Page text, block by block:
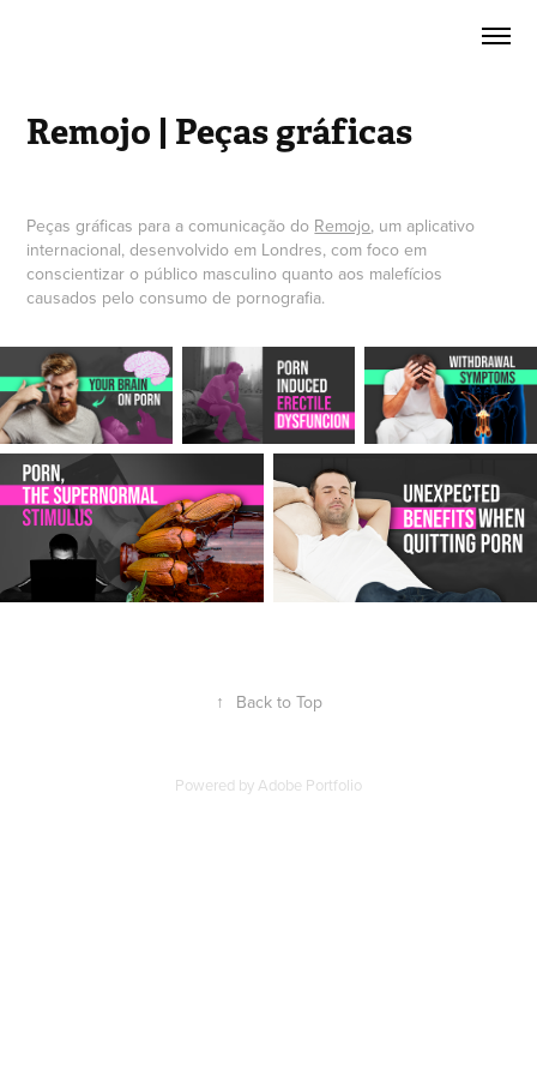
Remojo | Peças gráficas
Peças gráficas para a comunicação do Remojo, um aplicativo
internacional, desenvolvido em Londres, com foco em
conscientizar o público masculino quanto aos malefícios
causados pelo consumo de pornografia.
↑ Back to Top
Powered byAdobe Portfolio